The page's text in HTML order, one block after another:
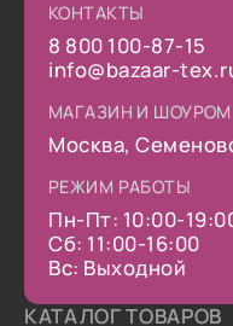
КОНТАКТЫ
8 800 100-87-15
info@bazaar-
МАГАЗИН И ШОУРОМ
Москва,
РЕЖИМ РАБОТЫ
Пн-Пт: 10:00-
Сб: 11:00-16:00
Вс: Выходной
КАТАЛОГ ТОВАРОВ